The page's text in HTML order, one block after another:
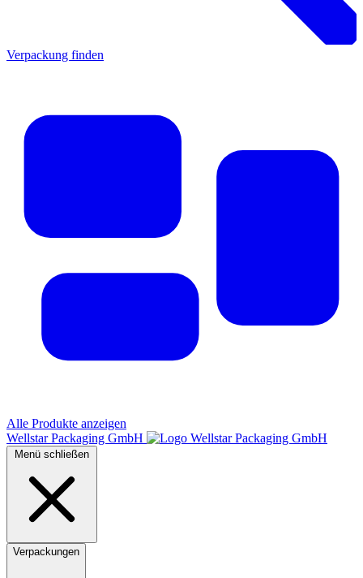
Verpackung finden
Alle Produkte anzeigen
Wellstar Packaging GmbH
Menü schließen
Verpackungen